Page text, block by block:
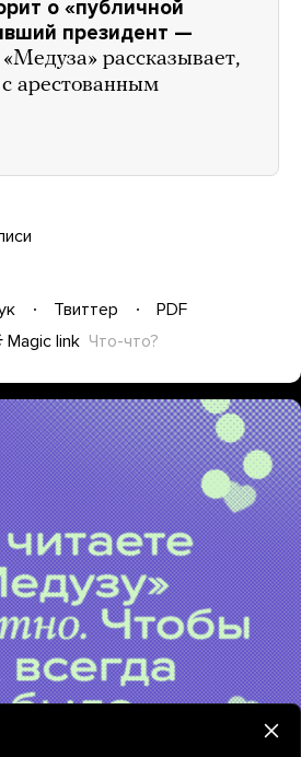
о «публичной
президент —
«Медуза» рассказывает,
арестованным
Твиттер
PDF
Magic link Что-что?